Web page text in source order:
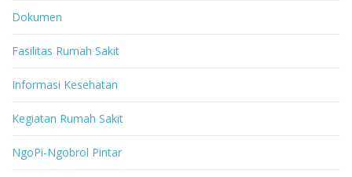
Dokumen
Fasilitas Rumah Sakit
Informasi Kesehatan
Kegiatan Rumah Sakit
NgoPi-Ngobrol Pintar